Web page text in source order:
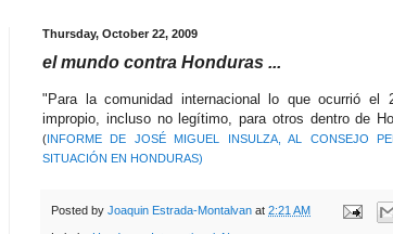
Thursday, October 22, 2009
el mundo contra Honduras ...
"Para la comunidad internacional lo que ocurrió
impropio, incluso no legítimo, para otros dentro de
(INFORME DE JOSÉ MIGUEL INSULZA, AL CONSEJO
SITUACIÓN EN HONDURAS)
Posted by Joaquin Estrada-Montalvan at 2:21 AM